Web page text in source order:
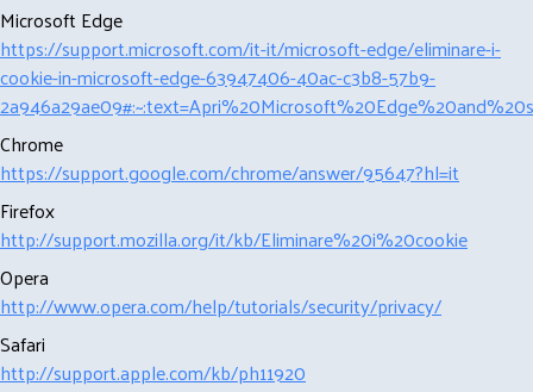
Microsoft Edge
https://support.microsoft.com/it-it/microsoft-edge/eliminare-i-
cookie-in-microsoft-edge-63947406-40ac-c3b8-57b9-
Chrome
https://support.google.com/chrome/answer/95647?hl=it
Firefox
http://support.mozilla.org/it/kb/Eliminare%20i%20cookie
Opera
http://www.opera.com/help/tutorials/security/privacy/
Safari
http://support.apple.com/kb/ph11920